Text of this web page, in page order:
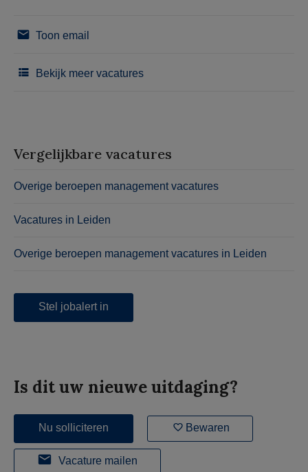
Toon email
Bekijk meer vacatures
Vergelijkbare vacatures
Overige beroepen management vacatures
Vacatures in Leiden
Overige beroepen management vacatures in Leiden
Stel jobalert in
Is dit uw nieuwe uitdaging?
Nu solliciteren Bewaren
Vacature mailen